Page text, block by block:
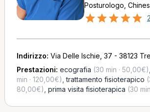
Posturologo,
Indirizzo: Via Delle Ischie, 37 - 38123
Prestazioni: ecografia (30 min · 50,00€)
min · 120,00€) ,trattamento fisioterapico
80,00€) prima visita fisioterapica (30